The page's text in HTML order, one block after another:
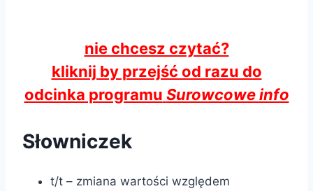
nie chcesz czytać?
kliknij by przejść od razu do
odcinka programu Surowcowe info
Słowniczek
t/t – zmiana wartości względem